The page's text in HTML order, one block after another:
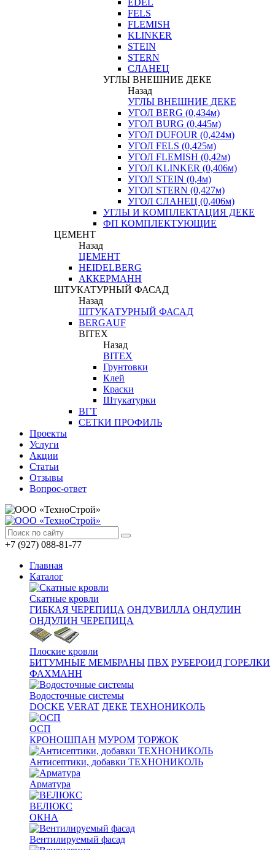
FELS
FLEMISH
KLINKER
STEIN
STERN
СЛАНЕЦ
УГЛЫ ВНЕШНИЕ ДЕКЕ
Назад
УГЛЫ ВНЕШНИЕ ДЕКЕ
УГОЛ BERG (0,434м)
УГОЛ BURG (0,445м)
УГОЛ DUFOUR (0,424м)
УГОЛ FELS (0,425м)
УГОЛ FLEMISH (0,42м)
УГОЛ KLINKER (0,406м)
УГОЛ STEIN (0,4м)
УГОЛ STERN (0,427м)
УГОЛ СЛАНЕЦ (0,406м)
УГЛЫ И КОМПЛЕКТАЦИЯ ДЕКЕ
ФП КОМПЛЕКТУЮЩИЕ
ЦЕМЕНТ
Назад
ЦЕМЕНТ
HEIDELBERG
АККЕРМАНН
ШТУКАТУРНЫЙ ФАСАД
Назад
ШТУКАТУРНЫЙ ФАСАД
BERGAUF
BITEX
Назад
BITEX
Грунтовки
Клей
Краски
Штукатурки
ВГТ
СЕТКИ ПРОФИЛЬ
Проекты
Услуги
Акции
Статьи
Отзывы
Вопрос-ответ
+7 (927) 088-81-77
Главная
Каталог
Скатные кровли
ГИБКАЯ ЧЕРЕПИЦА ОНДУВИЛЛА ОНДУЛИН
ОНДУЛИН ЧЕРЕПИЦА
Плоские кровли
БИТУМНЫЕ МЕМБРАНЫ ПВХ РУБЕРОИД ГОРЕЛКИ
ФАХМАНН
Водосточные системы
DOCKE VERAT ДЕКЕ ТЕХНОНИКОЛЬ
ОСП
КРОНОШПАН МУРОМ ТОРЖОК
Антисептики, добавки ТЕХНОНИКОЛЬ
Арматура
ВЕЛЮКС
ОКНА
Вентилируемый фасад